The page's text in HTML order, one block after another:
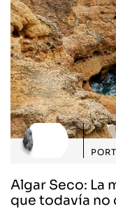
Algar Seco: La
que todavía no